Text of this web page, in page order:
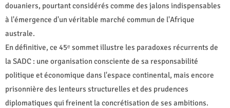
douaniers, pourtant considérés comme des jalons indispensables
à l'émergence d'un véritable marché commun de l'Afrique
australe.
En définitive, ce 45ᵉ sommet illustre les paradoxes récurrents de
la SADC : une organisation consciente de sa responsabilité
politique et économique dans l'espace continental, mais encore
prisonnière des lenteurs structurelles et des prudences
diplomatiques qui freinent la concrétisation de ses ambitions.